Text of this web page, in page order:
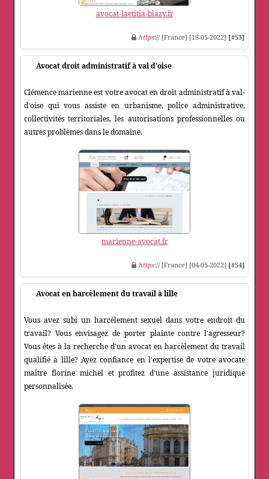
avocat-laetitia-blazy.fr
https:// [France] [18-05-2022] [#53]
Avocat droit administratif à val d'oise
Clémence marienne est votre avocat en droit administratif à val-
d'oise qui vous assiste en urbanisme, police administrative,
collectivités territoriales, les autorisations professionnelles ou
autres problèmes dans le domaine.
marienne-avocat.fr
https:// [France] [04-05-2022] [#54]
Avocat en harcèlement du travail à lille
Vous avez subi un harcèlement sexuel dans votre endroit du
travail? Vous envisagez de porter plainte contre l'agresseur?
Vous êtes à la recherche d'un avocat en harcèlement du travail
qualifié à lille? Ayez confiance en l'expertise de votre avocate
maître florine michel et profitez d'une assistance juridique
personnalisée.